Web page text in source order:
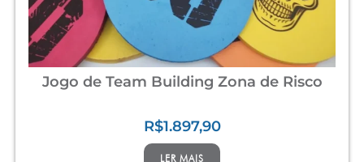
Jogo de Team Building Zona de Risco
R$1.897,90
LER MAIS